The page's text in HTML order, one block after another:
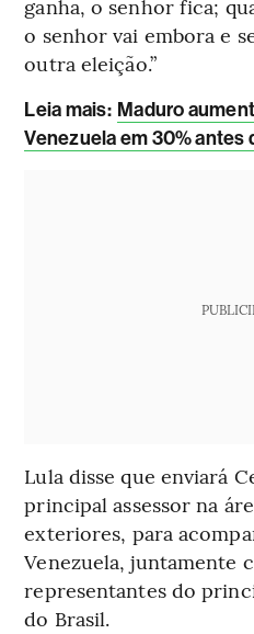
ganha, o senhor fica;
o senhor vai embora e
outra eleição.”
Leia mais: Maduro
Venezuela em 30% antes
Lula disse que enviará
principal assessor na
exteriores, para
Venezuela, juntamente
representantes do
do Brasil.